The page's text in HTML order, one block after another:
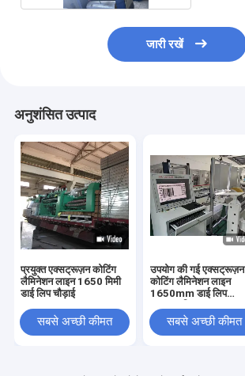
जारी रखें
अनुशंसित उत्पाद
प्रयुक्त एक्सट्रूज़न कोटिंग
लैमिनेशन लाइन 1650 मिमी
डाई लिप चौड़ाई
सबसे अच्छी कीमत
उपयोग की गई एक्सट्रूज़न
कोटिंग लैमिनेशन लाइन
1650mm डाई लिप
सबसे अच्छी कीमत